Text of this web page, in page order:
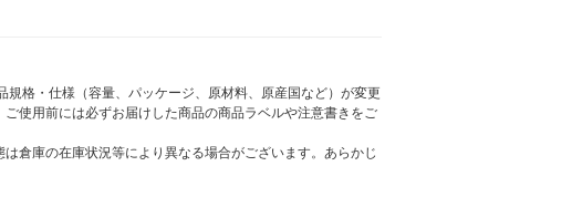
格・仕様（容量、パッケージ、原材料、原産国など）が変更
使用前には必ずお届けした商品の商品ラベルや注意書きをご
倉庫の在庫状況等により異なる場合がございます。あらかじ